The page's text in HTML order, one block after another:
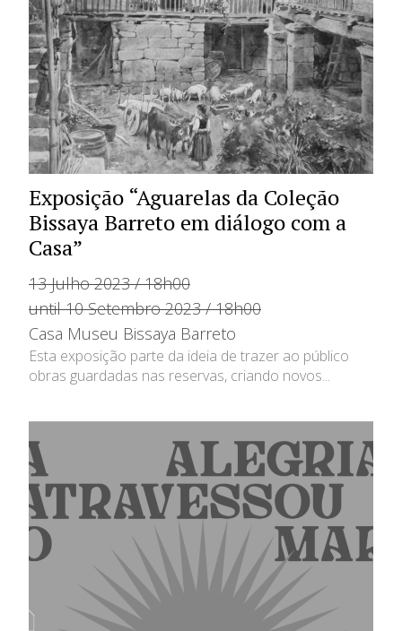
Exposição “Aguarelas da Coleção
Bissaya Barreto em diálogo com a
Casa”
13 Julho 2023 / 18h00
until 10 Setembro 2023 / 18h00
Casa Museu Bissaya Barreto
Esta exposição parte da ideia de trazer ao público
obras guardadas nas reservas, criando novos...